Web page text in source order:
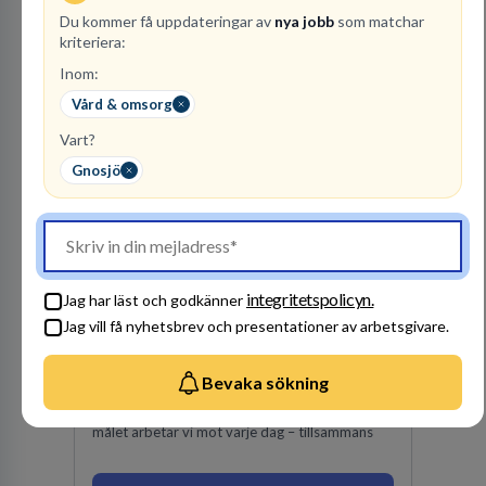
Du kommer få uppdateringar av nya jobb som matchar
kriteriera:
Inom:
Vård & omsorg
Vart?
Gnosjö
Jag har läst och godkänner integritetspolicyn.
Jag vill få nyhetsbrev och presentationer av arbetsgivare.
Bevaka sökning
Är vi din framtida arbetsgivare? Hos oss finns
engagemang, vilja och hjärta. Här uppmuntras
oförskämt bra. Erfarna och engagerande
medarbetare gör att utvecklingen hos oss går i
snabb takt. Här hittar du en av landets mest
spännande arbetsplatser!
SJUKVÅRD
lediga jobb
akutsjukhusen i Sverige. Vi bedriver
universitetssjukvård med utbildning och
Det viktigaste för oss som jobbar här är att
våra patienter känner sig trygga och säkra och
får bästa möjliga vård och behandling. Det
målet arbetar vi mot varje dag – tillsammans